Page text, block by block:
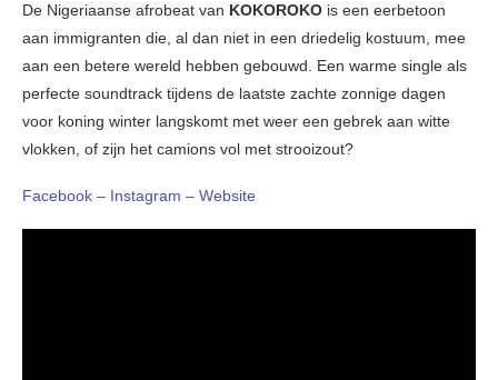
De Nigeriaanse afrobeat van KOKOROKO is een eerbetoon
aan immigranten die, al dan niet in een driedelig kostuum, mee
aan een betere wereld hebben gebouwd. Een warme single als
perfecte soundtrack tijdens de laatste zachte zonnige dagen
voor koning winter langskomt met weer een gebrek aan witte
vlokken, of zijn het camions vol met strooizout?
Facebook – Instagram – Website